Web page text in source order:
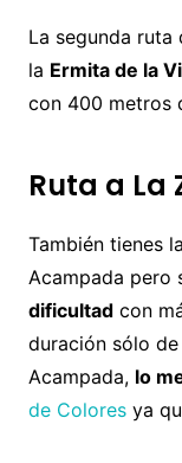
La segunda
la Ermita de la
con 400 metros
Ruta a La
También tienes
Acampada pero
dificultadcon
duración sólo
Acampada, lo
de Coloresya